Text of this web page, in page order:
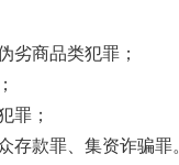
劣商品类犯罪；
罪；
存款罪、集资诈骗罪。